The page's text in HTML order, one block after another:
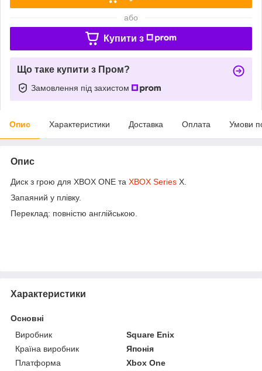
або
Купити з
Що таке купити з Пром?
Замовлення під захистом
Опис Характеристики Доставка Оплата Умови
Опис
Диск з грою для XBOX ONE та XBOX Series X.
Запаяний у плівку.
Переклад: повністю англійською.
Характеристики
Основні
Виробник
Square Enix
Країна виробник
Японія
Платформа
Xbox One